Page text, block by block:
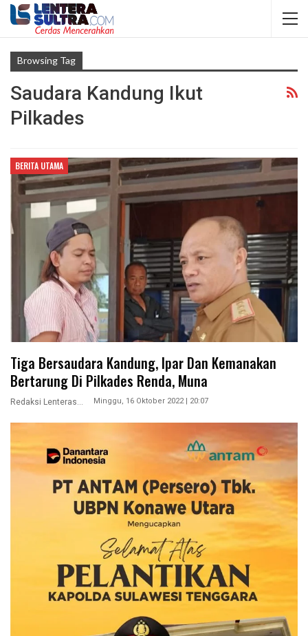
Browsing Tag
Saudara Kandung Ikut
Pilkades
BERITA UTAMA
Tiga Bersaudara Kandung, Ipar Dan Kemanakan
Bertarung Di Pilkades Renda, Muna
Minggu, 16 Oktober 2022 | 20:07